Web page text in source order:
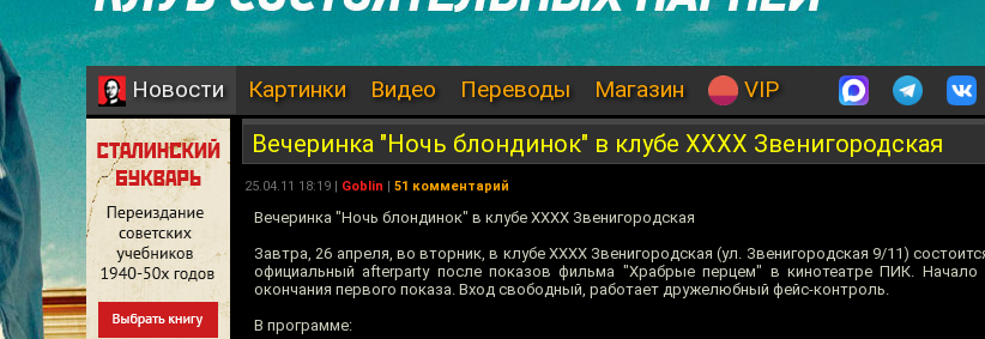
Новости Картинки Видео Переводы Магазин VIP
Вечеринка "Ночь блондинок" в клубе ХХХХ Звенигородская
25.04.11 18:19 | Goblin | 51 комментарий
Вечеринка "Ночь блондинок" в клубе ХХХХ Звенигородская
Завтра, 26 апреля, во вторник, в клубе ХХХХ Звенигородская (ул. Звенигородская 9/11)
официальный afterparty после показов фильма "Храбрые перцем" в кинотеатре ПИК. Начало
окончания первого показа. Вход свободный, работает дружелюбный фейс-контроль.
В программе: